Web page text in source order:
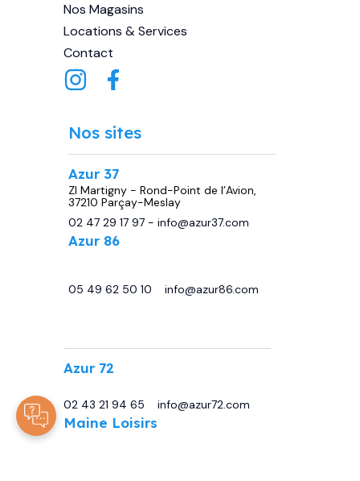
Nos Magasins
Locations & Services
Contact
Nos sites
Azur 37
ZI Martigny - Rond-Point de l’Avion,
37210 Parçay-Meslay
02 47 29 17 97- info@azur37.com
Azur 86
05 49 62 50 10
info@azur86.com
Azur 72
02 43 21 94 65
info@azur72.com
Maine Loisirs